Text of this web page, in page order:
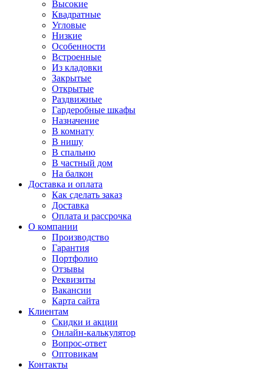
Высокие
Квадратные
Угловые
Низкие
Особенности
Встроенные
Из кладовки
Закрытые
Открытые
Раздвижные
Гардеробные шкафы
Назначение
В комнату
В нишу
В спальню
В частный дом
На балкон
Доставка и оплата
Как сделать заказ
Доставка
Оплата и рассрочка
О компании
Производство
Гарантия
Портфолио
Отзывы
Реквизиты
Вакансии
Карта сайта
Клиентам
Скидки и акции
Онлайн-калькулятор
Вопрос-ответ
Оптовикам
Контакты